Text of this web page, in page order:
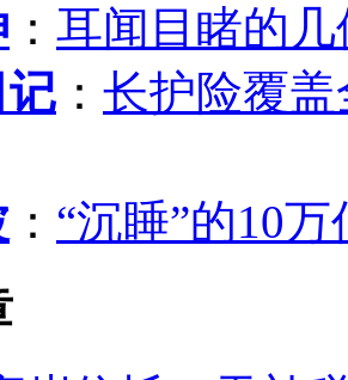
： 耳闻目睹的
： 长护险覆
： “沉睡”的10